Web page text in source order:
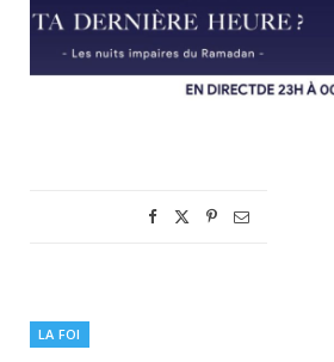
LA FOI